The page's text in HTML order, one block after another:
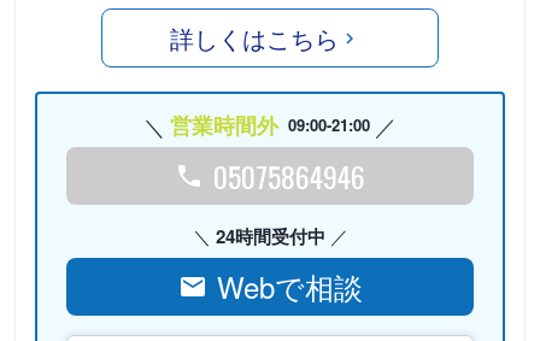
詳しくはこちら
営業時間外 09:00-21:00
05075864946
24時間受付中
Webで相談